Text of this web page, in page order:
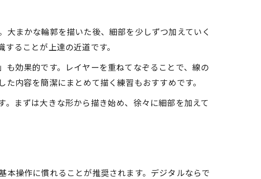
まかな輪郭を描いた後、細部を少しずつ加えていく
ることが上達の近道です。
効果的です。レイヤーを重ねてなぞることで、線の
内容を簡潔にまとめて描く練習もおすすめです。
まずは大きな形から描き始め、徐々に細部を加えて
操作に慣れることが推奨されます。デジタルならで